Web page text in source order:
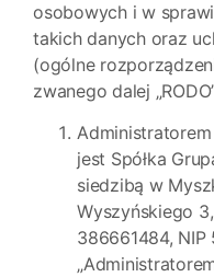
osobowych i w
takich danych oraz
(ogólne
zwanego dalej
jest Spółka
siedzibą w
Wyszyńskiego
386661484, NIP